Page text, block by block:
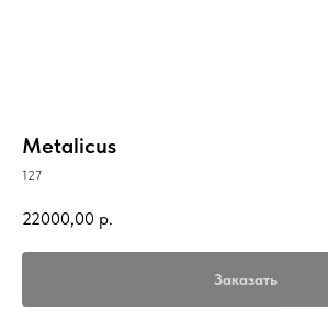
Metalicus
127
22000,00 р.
Заказать